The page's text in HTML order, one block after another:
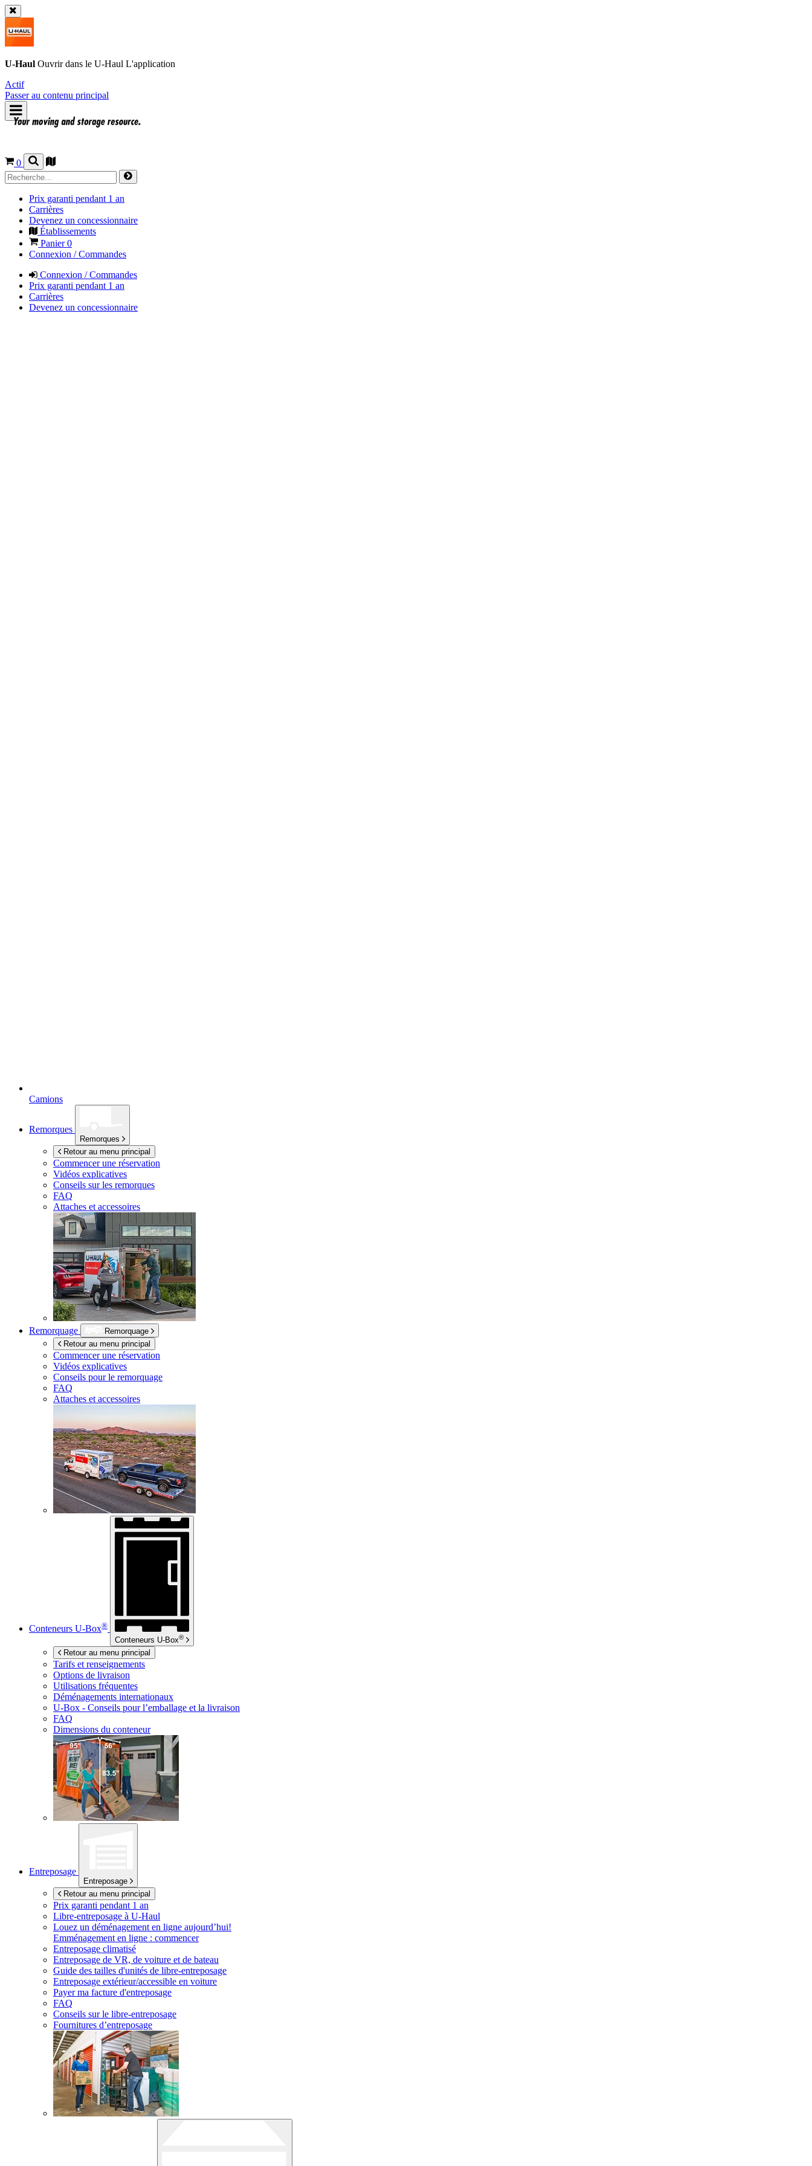
U-Haul Ouvrir dans le U-Haul L'application
Actif
Passer au contenu principal
0
Prix garanti pendant 1 an
Carrières
Devenez un concessionnaire
Établissements
Panier0
Connexion / Commandes
Connexion / Commandes
Prix garanti pendant 1 an
Carrières
Devenez un concessionnaire
Camions
Remorques
Remorques
Retour au menu principal
Commencer une réservation
Vidéos explicatives
Conseils sur les remorques
FAQ
Attaches et accessoires
Remorquage
Remorquage
Retour au menu principal
Commencer une réservation
Vidéos explicatives
Conseils pour le remorquage
FAQ
Attaches et accessoires
Conteneurs U-Box®
Conteneurs U-Box®
Retour au menu principal
Tarifs et renseignements
Options de livraison
Utilisations fréquentes
Déménagements internationaux
U-Box - Conseils pour l’emballage et la livraison
FAQ
Dimensions du conteneur
Entreposage
Entreposage
Retour au menu principal
Prix garanti pendant 1 an
Libre-entreposage à U-Haul
Louez un déménagement en ligne aujourd’hui!
Emménagement en ligne : commencer
Entreposage climatisé
Entreposage de VR, de voiture et de bateau
Guide des tailles d'unités de libre-entreposage
Entreposage extérieur/accessible en voiture
Payer ma facture d'entreposage
FAQ
Conseils sur le libre-entreposage
Fournitures d’entreposage